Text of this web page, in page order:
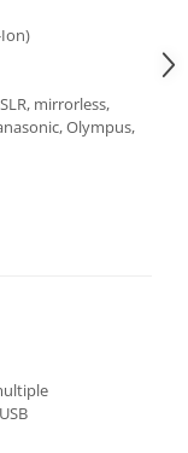
mirrorless,
Olympus,